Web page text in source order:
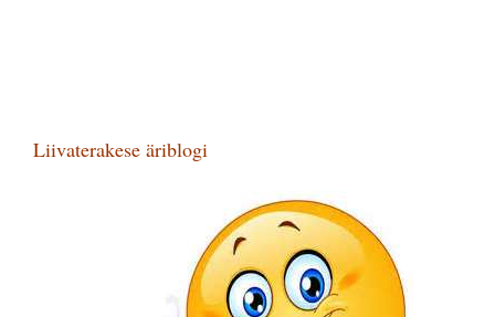
Liivaterakese äriblogi